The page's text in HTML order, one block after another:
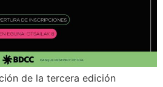
de la tercera edición